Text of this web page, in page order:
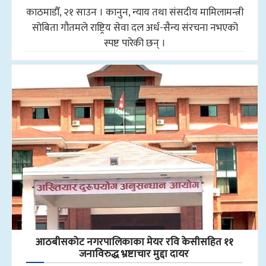
काठमाडौँ, २१ साउन । कानुन, न्याय तथा संसदीय मामिलामन्त्री
सोबिता गौतमले राष्ट्रिय सेवा दल अर्ध-सैन्य संरचना नभएको
स्पष्ट पारेकी छन् ।
आठबीसकोट नगरपालिकाका मेयर रवि केसीसहित ११
जनाविरुद्ध भ्रष्टाचार मुद्दा दायर